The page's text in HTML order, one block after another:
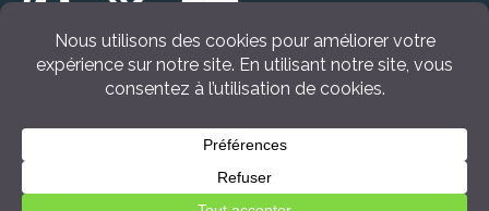
© Tous droits réservés Idée Cadeau Québec (2009 - 2026)
Retour en haut